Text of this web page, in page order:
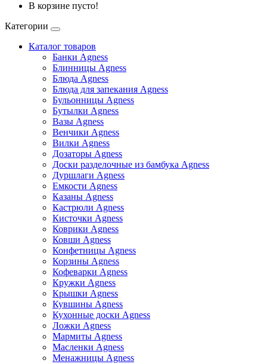
В корзине пусто!
Категории
Каталог товаров
Банки Agness
Блинницы Agness
Блюда Agness
Блюда для запекания Agness
Бульонницы Agness
Бутылки Agness
Вазы Agness
Венчики Agness
Вилки Agness
Дозаторы Agness
Доски разделочные из бамбука Agness
Дуршлаги Agness
Емкости Agness
Казаны Agness
Кастрюли Agness
Кисточки Agness
Коврики Agness
Ковши Agness
Конфетницы Agness
Корзины Agness
Кофеварки Agness
Кружки Agness
Крышки Agness
Кувшины Agness
Кухонные доски Agness
Ложки Agness
Мармиты Agness
Масленки Agness
Менажницы Agness